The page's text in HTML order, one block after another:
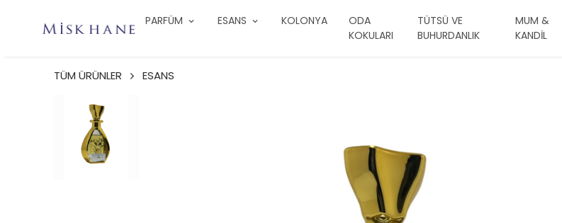
PARFÜM ESANS KOLONYA
ODA
KOKULARI
TÜTSÜ VE
BUHURDANLIK
MUM &
KANDİL
TÜM ÜRÜNLER ESANS